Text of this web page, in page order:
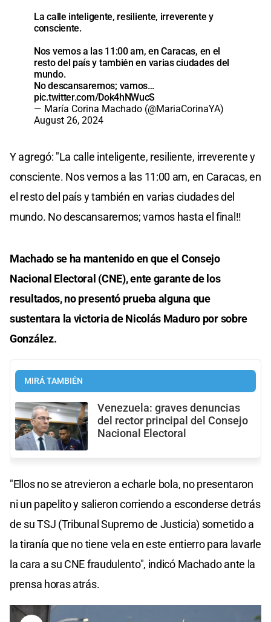
La calle inteligente, resiliente, irreverente y
consciente.
Nos vemos a las 11:00 am, en Caracas, en el
resto del país y también en varias ciudades del
mundo.
No descansaremos; vamos…
pic.twitter.com/Dok4hNWucS
— María Corina Machado (@MariaCorinaYA)
August 26, 2024
Y agregó: "La calle inteligente, resiliente, irreverente y
consciente. Nos vemos a las 11:00 am, en Caracas, en
el resto del país y también en varias ciudades del
mundo. No descansaremos; vamos hasta el final!!
Machado se ha mantenido en que el Consejo
Nacional Electoral (CNE), ente garante de los
resultados, no presentó prueba alguna que
sustentara la victoria de Nicolás Maduro por sobre
González.
MIRÁ TAMBIÉN
Venezuela: graves denuncias
del rector principal del Consejo
Nacional Electoral
"Ellos no se atrevieron a echarle bola, no presentaron
ni un papelito y salieron corriendo a esconderse detrás
de su TSJ (Tribunal Supremo de Justicia) sometido a
la tiranía que no tiene vela en este entierro para lavarle
la cara a su CNE fraudulento", indicó Machado ante la
prensa horas atrás.